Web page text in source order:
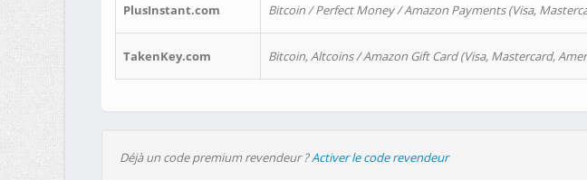
PlusInstant.com Bitcoin / Perfect Money / Amazon Payments (Visa,
TakenKey.com Bitcoin, Altcoins / Amazon Gift Card (Visa, Mastercard,
Déjà un code premium revendeur ?Activer le code revendeur